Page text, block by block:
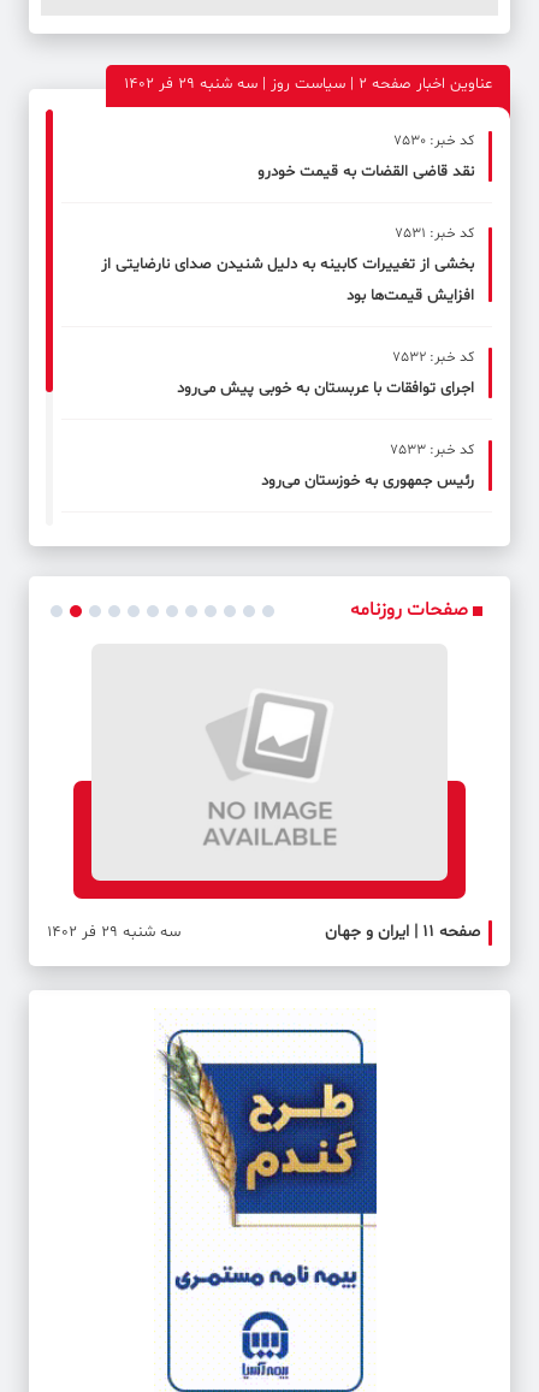
عناوین اخبار صفحه ۲ | سیاست روز | سه شنبه 29 فر 1402
کد خبر: 7530
نقد قاضی القضات به قیمت خودرو
کد خبر: 7531
بخشی از تغییرات کابینه به‌ دلیل شنیدن صدای نارضایتی از
افزایش قیمت‌ها بود
کد خبر: 7532
اجرای توافقات با عربستان به خوبی پیش می‌رود
کد خبر: 7533
رئیس جمهوری به خوزستان می‌رود
کد خبر: 7534
حضور مردم در انتخابات معادلات را تغییر می‌دهد
صفحات روزنامه
صفحه ۱۱ | ایران و جهان سه شنبه 29 فر 1402